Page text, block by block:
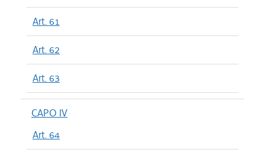
Art. 61
Art. 62
Art. 63
CAPO IV
Art. 64